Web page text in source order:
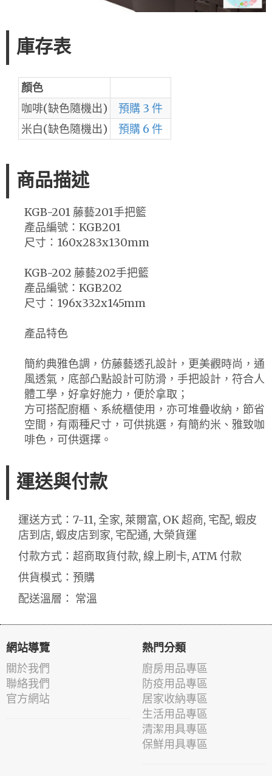
庫存表
顏色
咖啡(缺色隨機出)
預購 3 件
米白(缺色隨機出)
預購 6 件
商品描述
KGB-201 藤藝201手把籃
產品編號：KGB201
尺寸：160x283x130mm
KGB-202 藤藝202手把籃
產品編號：KGB202
尺寸：196x332x145mm
產品特色
簡約典雅色調，仿藤藝透孔設計，更美觀時尚，通
風透氣，底部凸點設計可防滑，手把設計，符合人
體工學，好拿好施力，便於拿取；
方可搭配廚櫃、系統櫃使用，亦可堆疊收納，節省
空間，有兩種尺寸，可供挑選，有簡約米、雅致咖
啡色，可供選擇。
運送與付款
運送方式：7-11, 全家, 萊爾富, OK 超商, 宅配, 蝦皮
店到店, 蝦皮店到家, 宅配通, 大榮貨運
付款方式：超商取貨付款, 線上刷卡, ATM 付款
供貨模式：預購
配送溫層： 常溫
網站導覽
關於我們
聯絡我們
官方網站
熱門分類
廚房用品專區
防疫用品專區
居家收納專區
生活用品專區
清潔用具專區
保鮮用具專區